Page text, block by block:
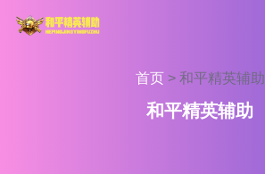
首页 > 和平精英辅助
和平精英辅助